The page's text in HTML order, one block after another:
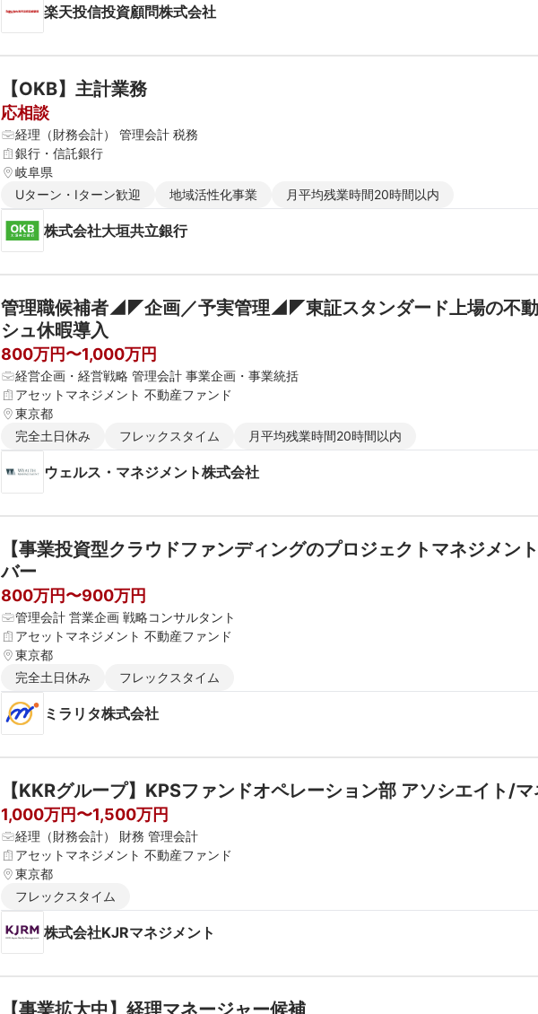
楽天投信投資顧問株式会社
【OKB】主計業務
応相談
経理（財務会計） 管理会計 税務
銀行・信託銀行
岐阜県
Uターン・Iターン歓迎
地域活性化事業 月平均残業時間20時間以内
株式会社大垣共立銀行
管理職候補者◢◤企画／予実管理◢◤東証スタンダード上場の不動
シュ休暇導入
800万円〜1,000万円
経営企画・経営戦略 管理会計 事業企画・事業統括
アセットマネジメント 不動産ファンド
東京都
完全土日休み
フレックスタイム 月平均残業時間20時間以内
ウェルス・マネジメント株式会社
【事業投資型クラウドファンディングのプロジェクトマネジメン
バー
800万円〜900万円
管理会計 営業企画 戦略コンサルタント
アセットマネジメント 不動産ファンド
東京都
完全土日休み
フレックスタイム
ミラリタ株式会社
【KKRグループ】KPSファンドオペレーション部 アソシエイト/
1,000万円〜1,500万円
経理（財務会計） 財務 管理会計
アセットマネジメント 不動産ファンド
東京都
フレックスタイム
株式会社KJRマネジメント
【事業拡大中】経理マネージャー候補